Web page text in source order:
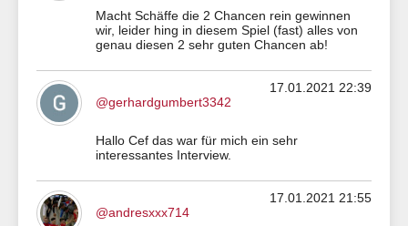
Macht Schäffe die 2 Chancen rein gewinnen
wir, leider hing in diesem Spiel (fast) alles von
genau diesen 2 sehr guten Chancen ab!
17.01.2021 22:39
@gerhardgumbert3342
Hallo Cef das war für mich ein sehr
interessantes Interview.
17.01.2021 21:55
@andresxxx714